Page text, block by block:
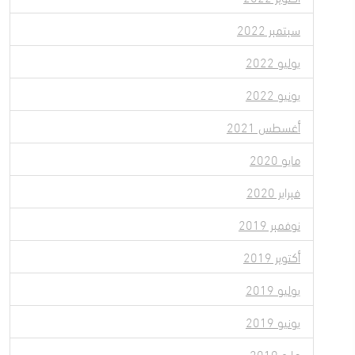
سبتمبر 2022
يوليو 2022
يونيو 2022
أغسطس 2021
مايو 2020
فبراير 2020
نوفمبر 2019
أكتوبر 2019
يوليو 2019
يونيو 2019